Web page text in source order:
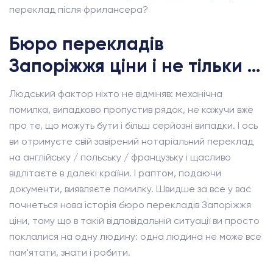
переклад після фрилансера?
Бюро перекладів
Запоріжжя ціни і не тільки ...
Людський фактор ніхто не відміняв: механічна
помилка, випадково пропустив рядок, не кажучи вже
про те, що можуть бути і більш серйозні випадки. І ось
ви отримуєте свій завірений нотаріальний переклад
на англійську / польську / французьку і щасливо
відлітаєте в далекі країни. І раптом, подаючи
документи, виявляєте помилку. Швидше за все у вас
почнеться нова історія бюро перекладів Запоріжжя
ціни, тому що в такій відповідальній ситуації ви просто
поклалися на одну людину: одна людина не може все
пам'ятати, знати і робити.